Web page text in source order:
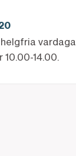
10.00-14.00.